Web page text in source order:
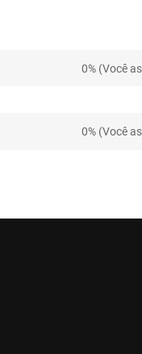
0% (Você
0% (Você